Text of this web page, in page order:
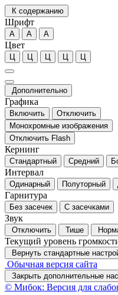
К содержанию
Шрифт
А А А
Цвет
Ц Ц Ц Ц Ц
Дополнительно
Графика
Включить
Отключить
Монохромные изображения
Отключить Flash
Кернинг
Стандартный Средний
Интервал
Одинарный Полуторный
Гарнитура
Без засечек С засечками
Звук
Отключить Тише
Текущий уровень
Вернуть стандартные
Обычная версия сайта
Закрыть дополнительные
© Мибок: Версия для